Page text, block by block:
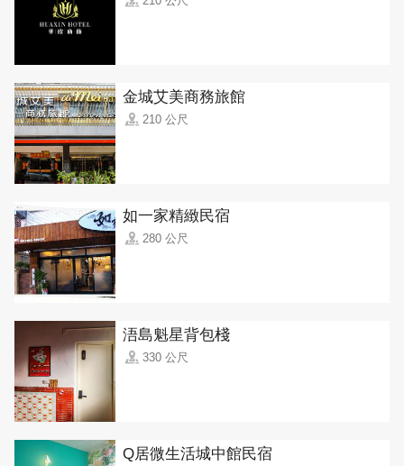
金城艾美商務旅館
210 公尺
如一家精緻民宿
280 公尺
浯島魁星背包棧
330 公尺
Q居微生活城中館民宿